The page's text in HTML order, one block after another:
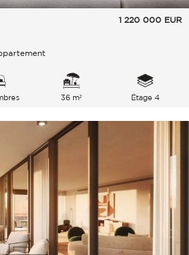
1 220 000 EUR
36 m² Étage 4